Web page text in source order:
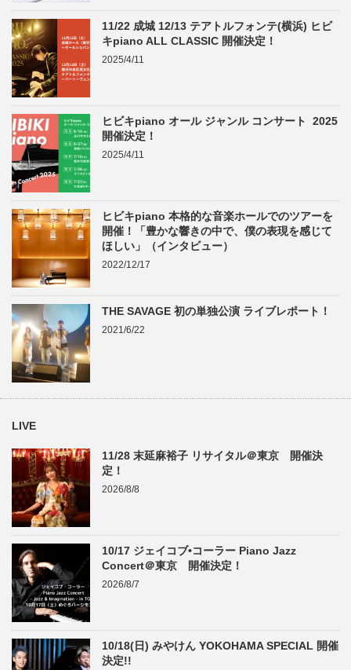
11/22 成城 12/13 テアトルフォンテ(横浜) ヒビ
キpiano ALL CLASSIC 開催決定！
2025/4/11
ヒビキpiano オール ジャンル コンサート 2025
開催決定！
2025/4/11
ヒビキpiano 本格的な音楽ホールでのツアーを
開催！「豊かな響きの中で、僕の表現を感じて
ほしい」（インタビュー）
2022/12/17
THE SAVAGE 初の単独公演 ライブレポート！
2021/6/22
LIVE
11/28 末延麻裕子 リサイタル＠東京 開催決
定！
2026/8/8
10/17 ジェイコブ•コーラー Piano Jazz
Concert＠東京 開催決定！
2026/8/7
10/18(日) みやけん YOKOHAMA SPECIAL 開催
決定!!